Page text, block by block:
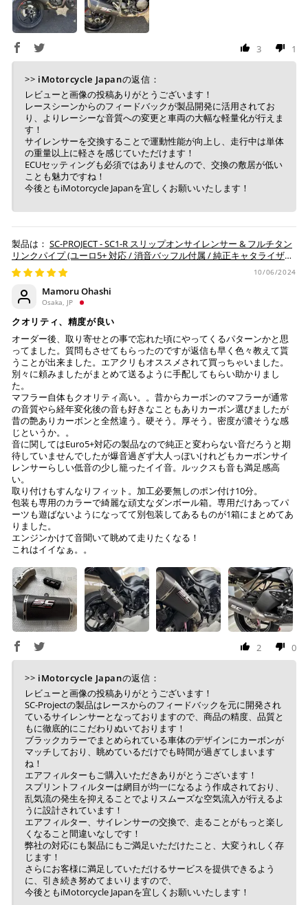
上記コンビニでお支払い頂けます。
入金確認が取れ次第、商品を手配させて頂きます。
店内端末にて操作後、レジにてお支払いください。
※ 支払期限はご注文日より7日以内とさせて頂いてお
り、万が一過ぎてしまった場合は自動でご注文はキャン
セルとなります。
※ 税込300,000円以上のお買い物の際にはご利用頂けま
せん。
※ お支払いは現金のみとなります。
銀行振込(事前決済)
ご注文時に情報をお知らせ致しますので、指定の口座に
お振り込みください。
入金確認が取れ次第、商品を手配させて頂きます。
※ お支払期限はご注文日より7日以内とさせて頂いてお
り、万が一過ぎてしまった場合はご注文をキャンセルさ
せて頂きます。
※ 振込手数料はご負担ください。
3 1
>> iMotorcycle Japanの返信：
レビューと画像の投稿ありがとうございます！
レースシーンからのフィードバックが製品開発に活用されてお
り、よりレーシーな音質への変更と車両の大幅な軽量化が行えま
す！
サイレンサーを交換することで運動性能が向上し、走行中は単体
の重量以上に軽さを感じていただけます！
ECUセッティングも必須ではありませんので、交換の敷居が低い
ことも魅力ですね！
今後ともiMotorcycle Japanを宜しくお願いいたします！
SC-PROJECT - SC1-R スリップオンサイレンサー & フルチタン
リンクパイプ (ユーロ5+ 対応 / 消音バッフル付属 / 純正キャタライザー
対応) NINJA ZX-6R 636 '19-26
10/06/2024
Mamoru Ohashi
Osaka, JP
クオリティ、精度が良い
オーダー後、取り寄せとの事で忘れた頃にやってくるパターンかと思
ってました。質問もさせてもらったのですが返信も早く色々教えて貰
うことが出来ました。エアクリもオススメされて買っちゃいました。
別々に頼みましたがまとめて送るように手配してもらい助かりまし
た。
マフラー自体もクオリティ高い。。昔からカーボンのマフラーが通常
の音質やら経年変化後の音も好きなこともありカーボン選びましたが
昔の艶ありカーボンと全然違う。硬そう。厚そう。密度が濃そうな感
じというか。。
音に関してはEuro5+対応の製品なので純正と変わらない音だろうと期
待していませんでしたが爆音過ぎず大人っぽいけれどもカーボンサイ
レンサーらしい低音の少し籠ったイイ音。ルックスも音も満足感高
い。
取り付けもすんなりフィット。加工必要無しのポン付け10分。
包装も専用のカラーで綺麗な頑丈なダンボール箱。専用だけあってパ
ーツも遊ばないようになってて別包装してあるものが1箱にまとめてあ
りました。
エンジンかけて音聞いて眺めて走りたくなる！
これはイイなぁ。。
2 0
>> iMotorcycle Japanの返信：
レビューと画像の投稿ありがとうございます！
SC-Projectの製品はレースからのフィードバックを元に開発され
ているサイレンサーとなっておりますので、商品の精度、品質と
もに徹底的にこだわりぬいております！
ブラックカラーでまとめられている車体のデザインにカーボンが
マッチしており、眺めているだけでも時間が過ぎてしまいます
ね！
エアフィルターもご購入いただきありがとうございます！
スプリントフィルターは網目が均一になるよう作成されており、
乱気流の発生を抑えることでよりスムーズな空気流入が行えるよ
うに設計されています！
エアフィルター、サイレンサーの交換で、走ることがもっと楽し
くなること間違いなしです！
弊社の対応にも製品にもご満足いただけたこと、大変うれしく存
じます！
さらにお客様に満足していただけるサービスを提供できるよう
に、引き続き努めてまいりますので、
今後ともiMotorcycle Japanを宜しくお願いいたします！